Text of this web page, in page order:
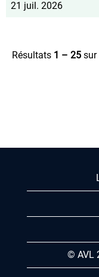
21 juil. 2026
Résultats 1 – 25 sur
© AVL